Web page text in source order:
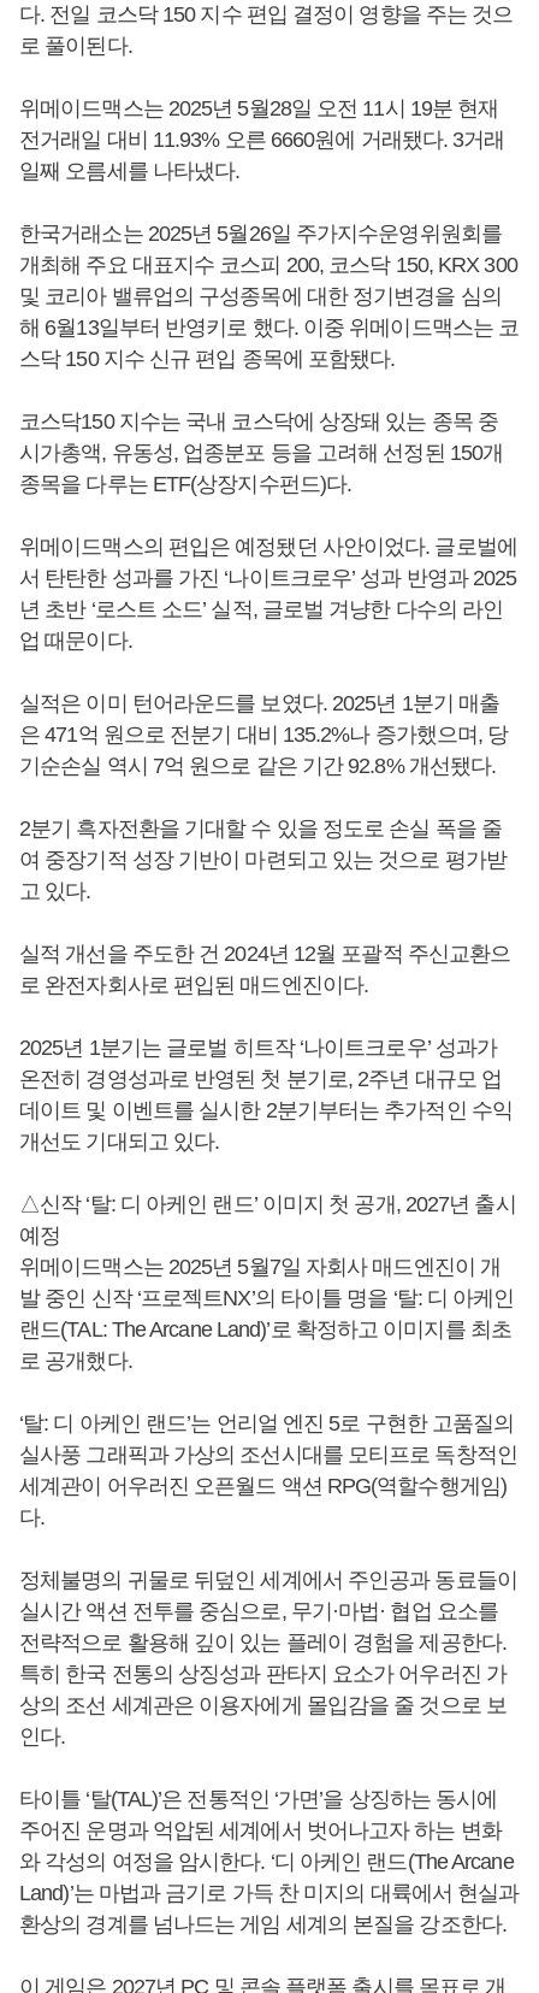
다. 전일 코스닥 150 지수 편입 결정이 영향을 주는 것으
로 풀이된다.
위메이드맥스는 2025년 5월28일 오전 11시 19분 현재
전거래일 대비 11.93% 오른 6660원에 거래됐다. 3거래
일째 오름세를 나타냈다.
한국거래소는 2025년 5월26일 주가지수운영위원회를
개최해 주요 대표지수 코스피 200, 코스닥 150, KRX 300
및 코리아 밸류업의 구성종목에 대한 정기변경을 심의
해 6월13일부터 반영키로 했다. 이중 위메이드맥스는 코
스닥 150 지수 신규 편입 종목에 포함됐다.
코스닥150 지수는 국내 코스닥에 상장돼 있는 종목 중
시가총액, 유동성, 업종분포 등을 고려해 선정된 150개
종목을 다루는 ETF(상장지수펀드)다.
위메이드맥스의 편입은 예정됐던 사안이었다. 글로벌에
서 탄탄한 성과를 가진 ‘나이트크로우’ 성과 반영과 2025
년 초반 ‘로스트 소드’ 실적, 글로벌 겨냥한 다수의 라인
업 때문이다.
실적은 이미 턴어라운드를 보였다. 2025년 1분기 매출
은 471억 원으로 전분기 대비 135.2%나 증가했으며, 당
기순손실 역시 7억 원으로 같은 기간 92.8% 개선됐다.
2분기 흑자전환을 기대할 수 있을 정도로 손실 폭을 줄
여 중장기적 성장 기반이 마련되고 있는 것으로 평가받
고 있다.
실적 개선을 주도한 건 2024년 12월 포괄적 주신교환으
로 완전자회사로 편입된 매드엔진이다.
2025년 1분기는 글로벌 히트작 ‘나이트크로우’ 성과가
온전히 경영성과로 반영된 첫 분기로, 2주년 대규모 업
데이트 및 이벤트를 실시한 2분기부터는 추가적인 수익
개선도 기대되고 있다.
△신작 ‘탈: 디 아케인 랜드’ 이미지 첫 공개, 2027년 출시
예정
위메이드맥스는 2025년 5월7일 자회사 매드엔진이 개
발 중인 신작 ‘프로젝트NX’의 타이틀 명을 ‘탈: 디 아케인
랜드(TAL: The Arcane Land)’로 확정하고 이미지를 최초
로 공개했다.
‘탈: 디 아케인 랜드’는 언리얼 엔진 5로 구현한 고품질의
실사풍 그래픽과 가상의 조선시대를 모티프로 독창적인
세계관이 어우러진 오픈월드 액션 RPG(역할수행게임)
다.
정체불명의 귀물로 뒤덮인 세계에서 주인공과 동료들이
실시간 액션 전투를 중심으로, 무기·마법· 협업 요소를
전략적으로 활용해 깊이 있는 플레이 경험을 제공한다.
특히 한국 전통의 상징성과 판타지 요소가 어우러진 가
상의 조선 세계관은 이용자에게 몰입감을 줄 것으로 보
인다.
타이틀 ‘탈(TAL)’은 전통적인 ‘가면’을 상징하는 동시에
주어진 운명과 억압된 세계에서 벗어나고자 하는 변화
와 각성의 여정을 암시한다. ‘디 아케인 랜드(The Arcane
Land)’는 마법과 금기로 가득 찬 미지의 대륙에서 현실과
환상의 경계를 넘나드는 게임 세계의 본질을 강조한다.
이 게임은 2027년 PC 및 콘솔 플랫폼 출시를 목표로 개